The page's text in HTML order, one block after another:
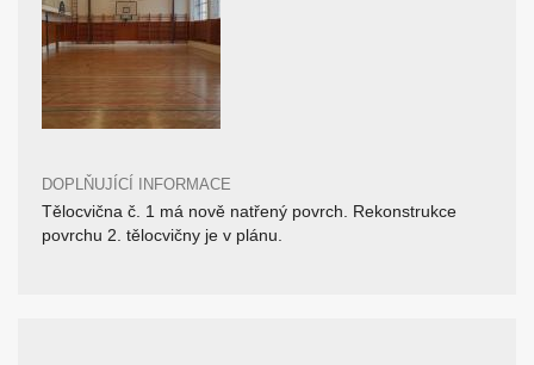
DOPLŇUJÍCÍ INFORMACE
Tělocvična č. 1 má nově natřený povrch. Rekonstrukce
povrchu 2. tělocvičny je v plánu.